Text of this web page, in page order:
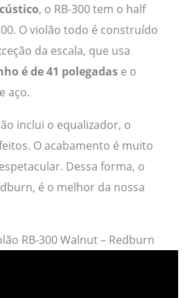
, o RB-300 tem o half
O violão todo é construído
da escala, que usa
é de 41 polegadas e o
aço.
inclui o equalizador, o
O acabamento é muito
Dessa forma, o
é o melhor da nossa
RB-300 Walnut – Redburn